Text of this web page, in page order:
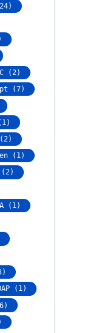
(2)
(7)
(1)
(2)
(1)
(1)